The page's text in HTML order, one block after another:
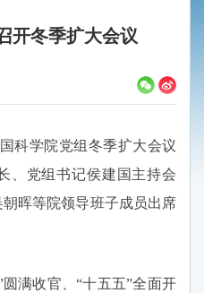
开冬季扩大会议
科学院党组冬季扩大会议
、党组书记侯建国主持会
晖等院领导班子成员出席
满收官、“十五五”全面开